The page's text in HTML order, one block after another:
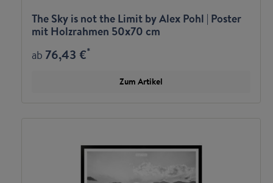
The Sky is not the Limit by Alex Pohl | Poster
mit Holzrahmen 50x70 cm
ab 76,43 €*
Zum Artikel